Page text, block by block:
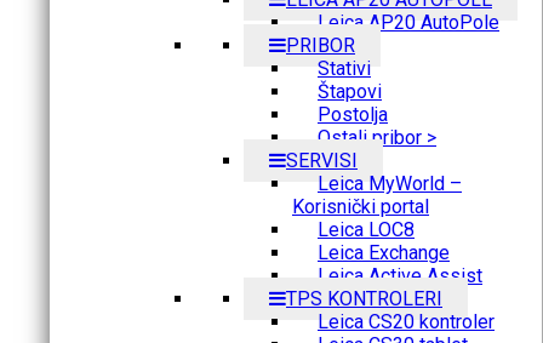
Leica AP20 AutoPole
PRIBOR
Stativi
Štapovi
Postolja
Ostali pribor >
SERVISI
Leica MyWorld –
Korisnički portal
Leica LOC8
Leica Exchange
Leica Active Assist
TPS KONTROLERI
Leica CS20 kontroler